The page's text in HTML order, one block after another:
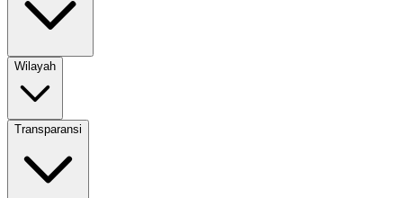
Wilayah
Transparansi